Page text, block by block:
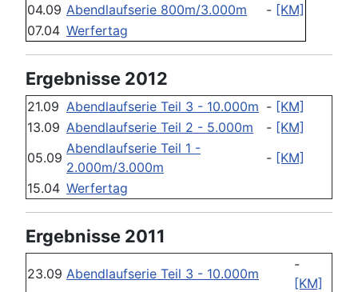
04.09 Abendlaufserie 800m/3.000m - [KM]
07.04 Werfertag
Ergebnisse 2012
21.09 Abendlaufserie Teil 3 - 10.000m - [KM]
13.09 Abendlaufserie Teil 2 - 5.000m - [KM]
05.09
Abendlaufserie Teil 1 -
2.000m/3.000m
- [KM]
15.04 Werfertag
Ergebnisse 2011
23.09 Abendlaufserie Teil 3 - 10.000m
-
[KM]